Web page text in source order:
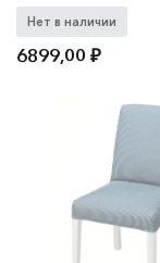
Нет в наличии
6899,00₽